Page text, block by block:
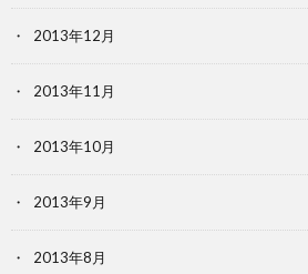
2013年12月
2013年11月
2013年10月
2013年9月
2013年8月